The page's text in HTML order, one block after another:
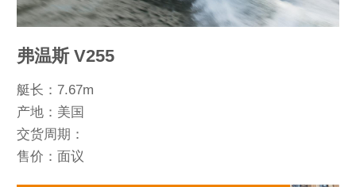
弗温斯 V255
艇长：7.67m
产地：美国
交货周期：
售价：面议